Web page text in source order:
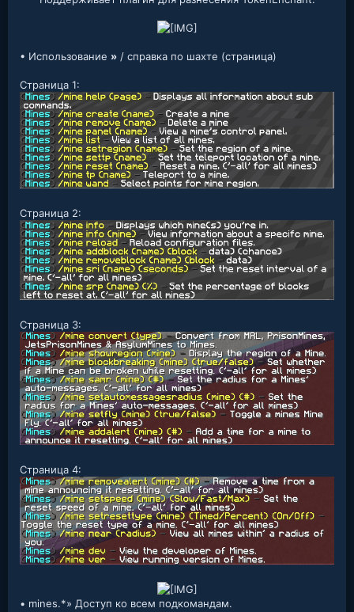
• Использование » / справка по шахте (страница)
Страница 1:
Страница 2:
Страница 3:
Страница 4:
• mines.*» Доступ ко всем подкомандам.